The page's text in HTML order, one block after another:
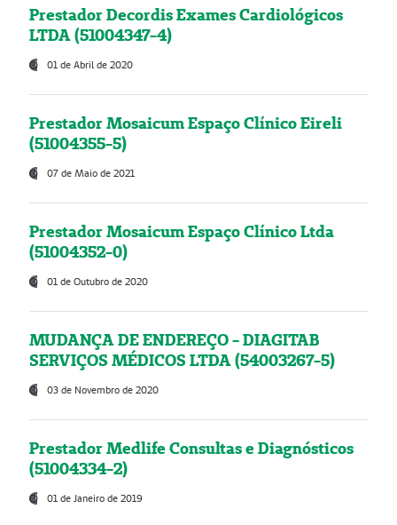
Prestador Decordis Exames Cardiológicos
LTDA (51004347-4)
01 de Abril de 2020
Prestador Mosaicum Espaço Clínico Eireli
(51004355-5)
07 de Maio de 2021
Prestador Mosaicum Espaço Clínico Ltda
(51004352-0)
01 de Outubro de 2020
MUDANÇA DE ENDEREÇO - DIAGITAB
SERVIÇOS MÉDICOS LTDA (54003267-5)
03 de Novembro de 2020
Prestador Medlife Consultas e Diagnósticos
(51004334-2)
01 de Janeiro de 2019